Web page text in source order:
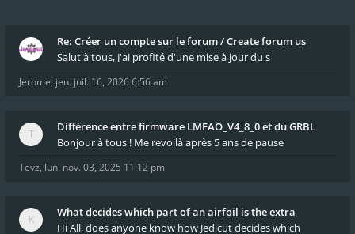
Re: Créer un compte sur le forum / Create forum us
Salut à tous, J'ai profité d'une mise à jour du s
Jerome, jeu. juil. 16, 2026 6:56 am
Différence entre firmware LMFAO_V4_8_0 et du GRBL
Bonjour à tous ! Me revoilà après 5 ans de pause
Tevz, lun. nov. 03, 2025 11:12 pm
What decides which part of an airfoil is the extra
Hi All, does anyone know how Jedicut decides which